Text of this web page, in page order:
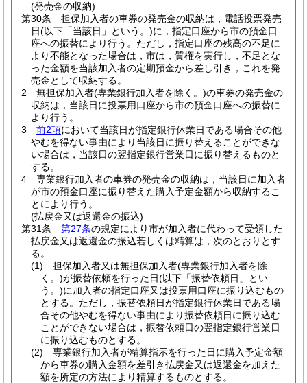
(発売金の収納)
第30条
担保加入者の車券の発売金の収納は，電話投票発売
日(以下「当該日」という。)に，指定口座から市の預金口
座への振替により行う。 ただし，指定口座の残高の不足に
より不能となった場合は，市は，質権を実行し，不足とな
った金額を当該加入者の定期預金から差し引き，これを発
売金として収納する。
2
無担保加入者(専業銀行加入者を除く。)の車券の発売金の
収納は，当該日に投票用口座から市の預金口座への振替に
より行う。
3
前2項において当該日が指定銀行休業日である場合その他
やむを得ない事由により当該日に振り替えることができな
い場合は，当該日の翌指定銀行営業日に振り替えるものと
する。
4
専業銀行加入者の車券の発売金の収納は，当該日に加入者
が市の預金口座に振り替えた購入予定金額から収納するこ
とにより行う。
(払戻金又は返還金の振込)
第31条
第27条の規定により市が加入者に代わって受領した
払戻金又は返還金の振込若しくは精算は，次のとおりとす
る。
(1)
担保加入者又は無担保加入者(専業銀行加入者を除
く。)が振替依頼を行った日(以下「振替依頼日」とい
う。)に加入者の指定口座又は投票用口座に振り込むもの
とする。 ただし，振替依頼日が指定銀行休業日である場
合その他やむを得ない事由により振替依頼日に振り込む
ことができない場合は，振替依頼日の翌指定銀行営業日
に振り込むものとする。
(2)
専業銀行加入者が精算指示を行った日に購入予定金額
から車券の購入金額を差引き払戻金又は返還金を加えた
額を所定の方法により精算するものとする。